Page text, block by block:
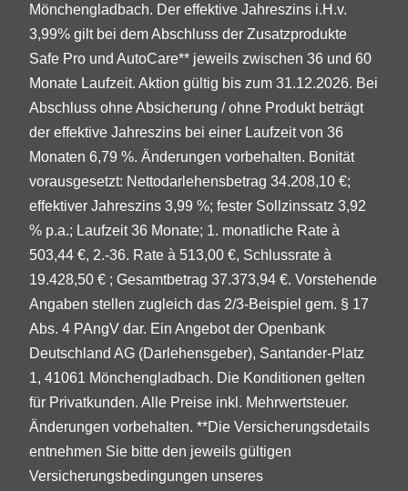
Mönchengladbach. Der effektive Jahreszins i.H.v.
3,99% gilt bei dem Abschluss der Zusatzprodukte
Safe Pro und AutoCare** jeweils zwischen 36 und 60
Monate Laufzeit. Aktion gültig bis zum 31.12.2026. Bei
Abschluss ohne Absicherung / ohne Produkt beträgt
der effektive Jahreszins bei einer Laufzeit von 36
Monaten 6,79 %. Änderungen vorbehalten. Bonität
vorausgesetzt: Nettodarlehensbetrag 34.208,10 €;
effektiver Jahreszins 3,99 %; fester Sollzinssatz 3,92
% p.a.; Laufzeit 36 Monate; 1. monatliche Rate à
503,44 €, 2.-36. Rate à 513,00 €, Schlussrate à
19.428,50 € ; Gesamtbetrag 37.373,94 €. Vorstehende
Angaben stellen zugleich das 2/3-Beispiel gem. § 17
Abs. 4 PAngV dar. Ein Angebot der Openbank
Deutschland AG (Darlehensgeber), Santander-Platz
1, 41061 Mönchengladbach. Die Konditionen gelten
für Privatkunden. Alle Preise inkl. Mehrwertsteuer.
Änderungen vorbehalten. **Die Versicherungsdetails
entnehmen Sie bitte den jeweils gültigen
Versicherungsbedingungen unseres